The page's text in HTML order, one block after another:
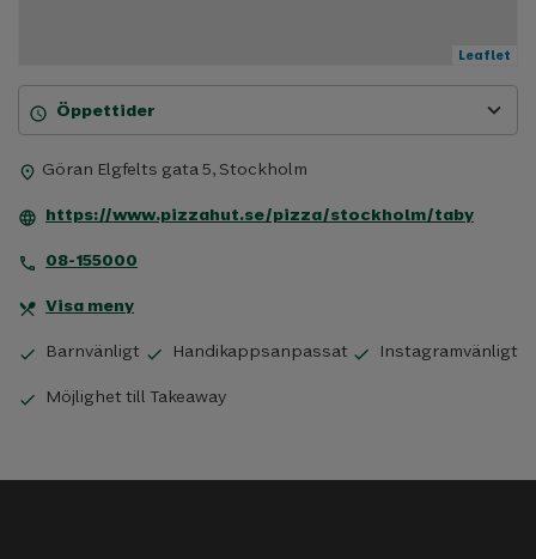
Leaflet
schedule Öppettider expand_more
place Göran Elgfelts gata 5, Stockholm
language https://www.pizzahut.se/pizza/stockholm/taby
phone 08-155000
restaurant_menu Visa meny
check Barnvänligt check Handikappsanpassat check Instagramvänligt
check Möjlighet till Takeaway